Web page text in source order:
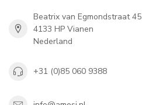
Beatrix van Egmondstraat 45
4133 HP Vianen
Nederland
+31 (0)85 060 9388